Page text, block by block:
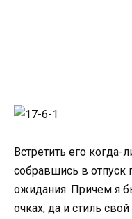
Встретить его когда-
собравшись в отпуск
ожидания. Причем я
очках, да и стиль